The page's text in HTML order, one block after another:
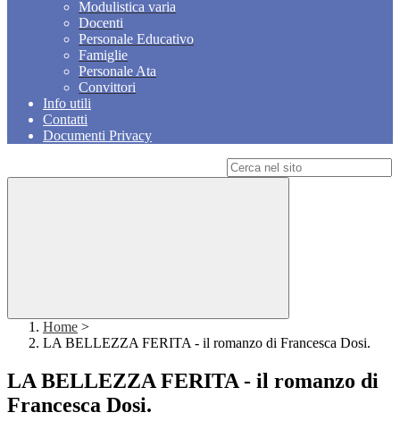
Modulistica varia
Docenti
Personale Educativo
Famiglie
Personale Ata
Convittori
Info utili
Contatti
Documenti Privacy
Home >
LA BELLEZZA FERITA - il romanzo di Francesca Dosi.
LA BELLEZZA FERITA - il romanzo di
Francesca Dosi.